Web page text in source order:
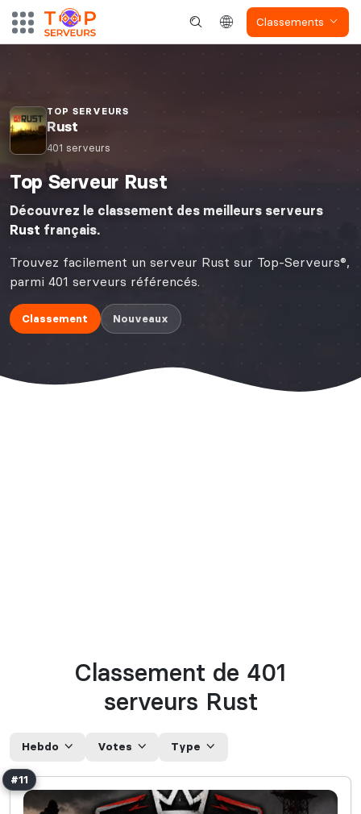
Classements
TOP SERVEURS
Rust
401 serveurs
Top Serveur Rust
Découvrez le classement des meilleurs serveurs
Rust français.
Trouvez facilement un serveur Rust sur Top-Serveurs®,
parmi 401 serveurs référencés.
Classement Nouveaux
Classement de 401
serveurs Rust
Hebdo Votes Type
#11